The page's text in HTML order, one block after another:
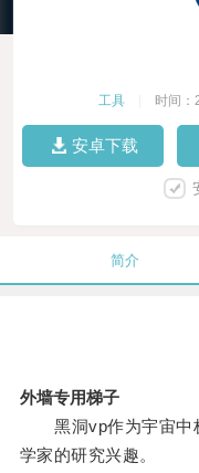
工具 时间
安卓下载
简介
外墙专用梯子
黑洞vp作为宇宙中
学家的研究兴趣。